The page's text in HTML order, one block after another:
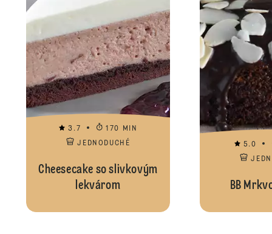
3.7
170 MIN
JEDNODUCHÉ
Cheesecake so slivkovým
lekvárom
5.0
BB